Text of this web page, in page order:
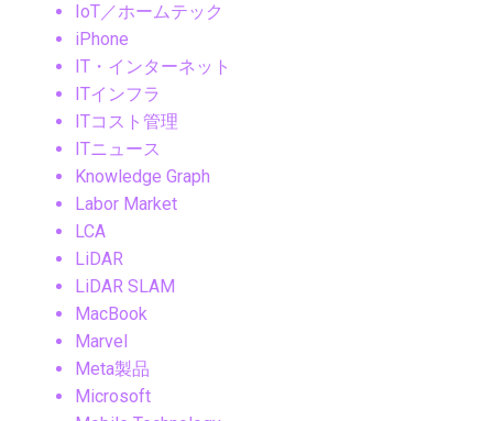
IoT／ホームテック
iPhone
IT・インターネット
ITインフラ
ITコスト管理
ITニュース
Knowledge Graph
Labor Market
LCA
LiDAR
LiDAR SLAM
MacBook
Marvel
Meta製品
Microsoft